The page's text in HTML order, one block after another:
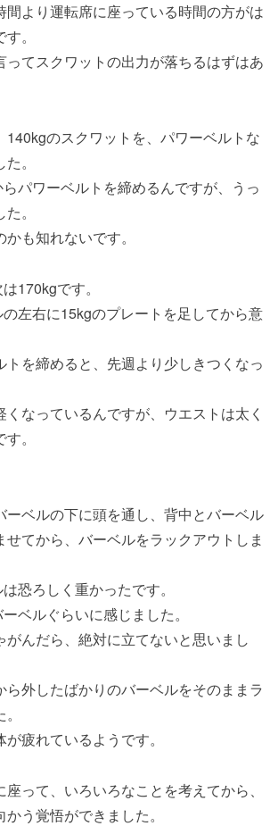
間より運転席に座っている時間の方がは
。
ってスクワットの出力が落ちるはずはあ
140kgのスクワットを、パワーベルトな
。
パワーベルトを締めるんですが、うっ
。
も知れないです。
170kgです。
左右に15kgのプレートを足してから意
トを締めると、先週より少しきつくなっ
なっているんですが、ウエストは太く
。
ーベルの下に頭を通し、背中とバーベル
せてから、バーベルをラックアウトしま
恐ろしく重かったです。
ベルぐらいに感じました。
がんだら、絶対に立てないと思いまし
ら外したばかりのバーベルをそのままラ
疲れているようです。
って、いろいろなことを考えてから、
う覚悟ができました。